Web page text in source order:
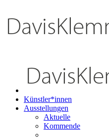
Künstler*innen
Ausstellungen
Aktuelle
Kommende